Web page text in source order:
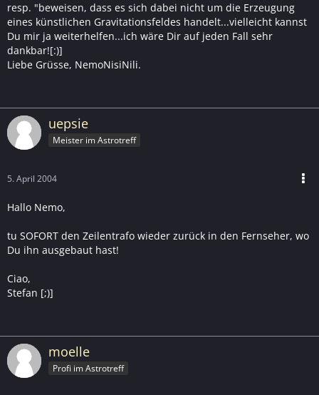
resp. "beweisen, dass es sich dabei nicht um die Erzeugung
eines künstlichen Gravitationsfeldes handelt...vielleicht kannst
Du mir ja weiterhelfen...ich wäre Dir auf jeden Fall sehr
dankbar![:)]
Liebe Grüsse, NemoNisiNili.
uepsie
Meister im Astrotreff
5. April 2004
Hallo Nemo,
tu SOFORT den Zeilentrafo wieder zurück in den Fernseher, wo
Du ihn ausgebaut hast!
Ciao,
Stefan [;)]
moelle
Profi im Astrotreff